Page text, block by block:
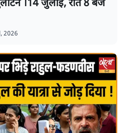
।14 जुलाई, रात 8 बजे
2026